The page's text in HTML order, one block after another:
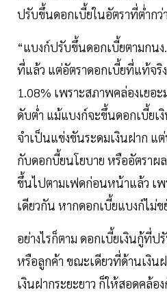
ปรับขึ้นดอกเบี้ยในอัตราที่ตํ่ากว่
“แบงก์ปรับขึ้นดอกเบี้ยตามกน
ที่แล้ว แต่อัตราดอกเบี้ยที่แท้จริ
1.08% เพราะสภาพคล่องเยอ
ดับตํ่า แม้แบงก์จะขึ้นดอกเบี้ยเ
จำเป็นแข่งขันระดมเงินฝาก แ
กับดอกบี้ยนโยบาย หรืออัตรา
ขึ้นไปตามเฟดก่อนหน้าแล้ว เ
เดียวกัน หากดอกเบี้ยแบงก์ไม่ข
อย่างไรก็ตาม ดอกเบี้ยเงินกู้ที่ป
หรือลูกค้า ขณะเดียวที่ด้านเงิน
เงินฝากระยะยาว ก็ให้สอดคล้อ